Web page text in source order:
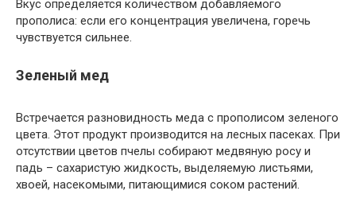
Вкус определяется количеством добавляемого
прополиса: если его концентрация увеличена, горечь
чувствуется сильнее.
Зеленый мед
Встречается разновидность меда с прополисом зеленого
цвета. Этот продукт производится на лесных пасеках. При
отсутствии цветов пчелы собирают медвяную росу и
падь – сахаристую жидкость, выделяемую листьями,
хвоей, насекомыми, питающимися соком растений.